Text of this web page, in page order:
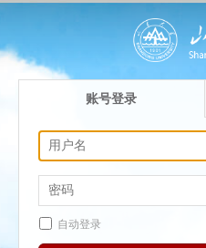
账号登录
自动登录